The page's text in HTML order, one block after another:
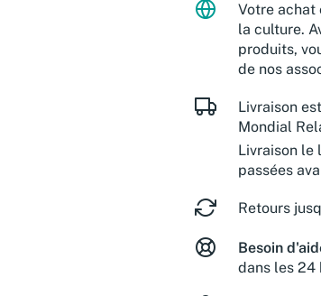
Votre achat
la culture.
produits,
de nos
Livraison
Mondial
Livraison le
passées
Retours
Besoin
dans les 24